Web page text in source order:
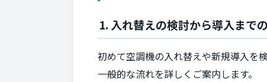
1. 入れ替えの検討から導入まで
初めて空調機の入れ替えや新規導入を
一般的な流れを詳しくご案内します。